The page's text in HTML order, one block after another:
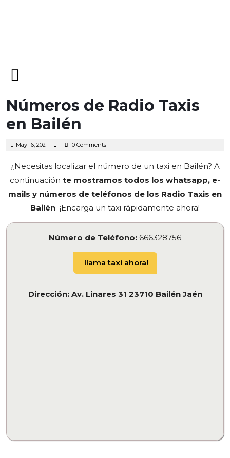
Menu
Números de Radio Taxis
en Bailén
May 16, 2021 May
0 Comments
¿Necesitas localizar el número de un taxi en Bailén? A
continuación te mostramos todos los whatsapp, e-
mails y números de teléfonos de los Radio Taxis en
Bailén ¡Encarga un taxi rápidamente ahora!
Número de Teléfono: 666328756
llama taxi ahora!
Dirección: Av. Linares 31 23710 Bailén Jaén